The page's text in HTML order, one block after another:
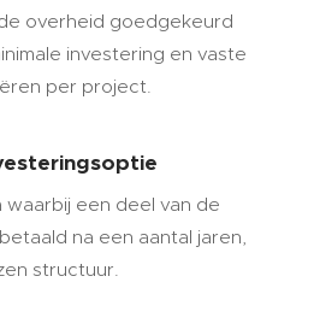
overheid goedgekeurd
investering en vaste
per project.
een deel van de
na een aantal jaren,
structuur.